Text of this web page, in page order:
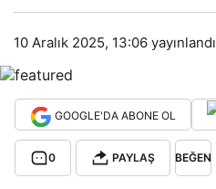
10 Aralık 2025, 13:06 yayınlandı
GOOGLE'DA ABONE OL
0 PAYLAŞ BEĞEN
n En
İyi Varsayılana